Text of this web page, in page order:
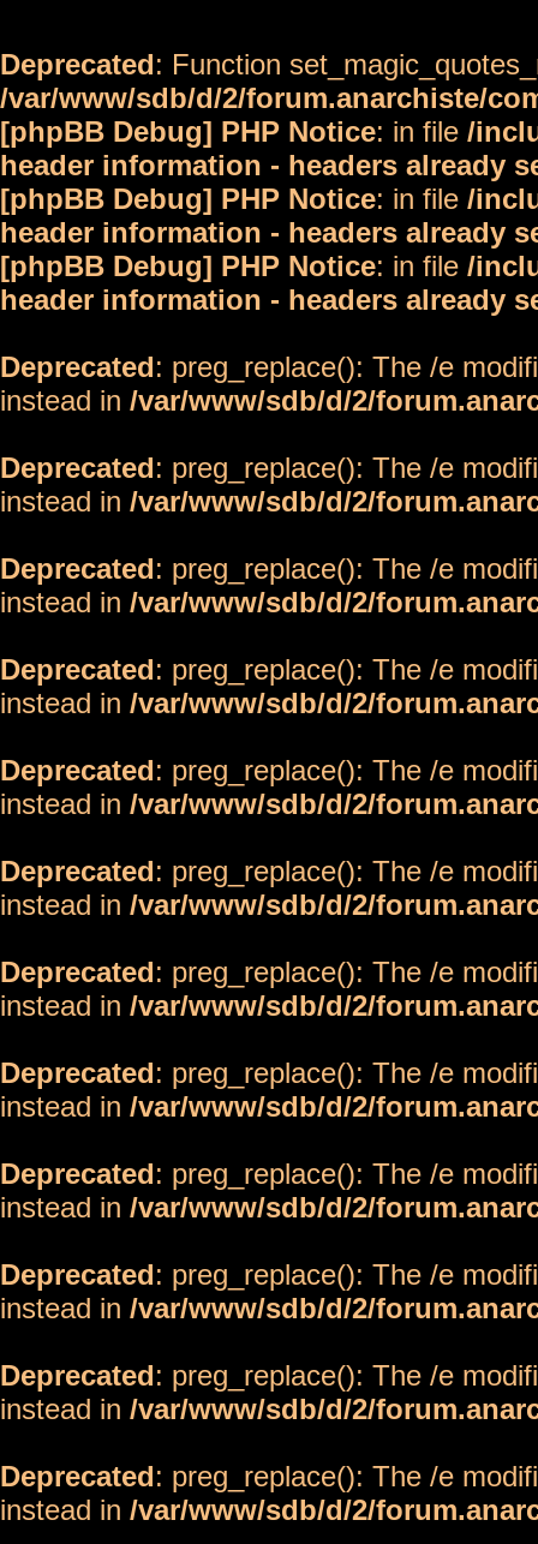
Deprecated: Function
/var/www/sdb/d/2/forum.anarchiste/
[phpBB Debug] PHP Notice: in file /
header information - headers already
[phpBB Debug] PHP Notice: in file /
header information - headers already
[phpBB Debug] PHP Notice: in file /
header information - headers already
Deprecated: preg_replace(): The /e
instead in /var/www/sdb/d/2/
Deprecated: preg_replace(): The /e
instead in /var/www/sdb/d/2/
Deprecated: preg_replace(): The /e
instead in /var/www/sdb/d/2/
Deprecated: preg_replace(): The /e
instead in /var/www/sdb/d/2/
Deprecated: preg_replace(): The /e
instead in /var/www/sdb/d/2/
Deprecated: preg_replace(): The /e
instead in /var/www/sdb/d/2/
Deprecated: preg_replace(): The /e
instead in /var/www/sdb/d/2/
Deprecated: preg_replace(): The /e
instead in /var/www/sdb/d/2/
Deprecated: preg_replace(): The /e
instead in /var/www/sdb/d/2/
Deprecated: preg_replace(): The /e
instead in /var/www/sdb/d/2/
Deprecated: preg_replace(): The /e
instead in /var/www/sdb/d/2/
Deprecated: preg_replace(): The /e
instead in /var/www/sdb/d/2/